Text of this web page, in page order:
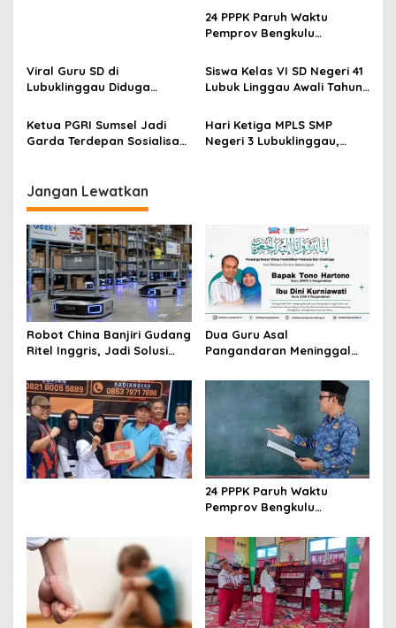
s
Disdikpora Sampaikan
Belasungkawa
24 PPPK Paruh Waktu
Pemprov Bengkulu
Sebut Diterima di Instansi
Lain
Viral Guru SD di
Lubuklinggau Diduga
Lakukan Penyelidikan
Siswa Kelas VI SD Negeri 41
Lubuk Linggau Awali Tahun
Bersama
Ketua PGRI Sumsel Jadi
Garda Terdepan Sosialisasi
Hari Ketiga MPLS SMP
Negeri 3 Lubuklinggau,
Jangan Lewatkan
Robot China Banjiri Gudang
Ritel Inggris, Jadi Solusi
Dua Guru Asal
Pangandaran Meninggal
Disdikpora Sampaikan
Belasungkawa
24 PPPK Paruh Waktu
Pemprov Bengkulu
Sebut Diterima di Instansi
Lain